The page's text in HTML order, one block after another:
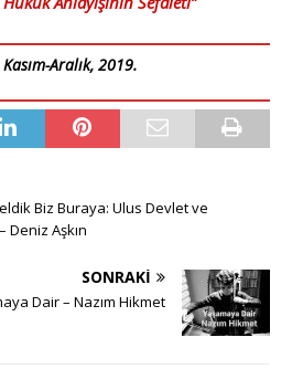
Aralık, 2019.
Biz Buraya: Ulus Devlet ve
Deniz Aşkın
SONRAKI
Dair – Nazım Hikmet